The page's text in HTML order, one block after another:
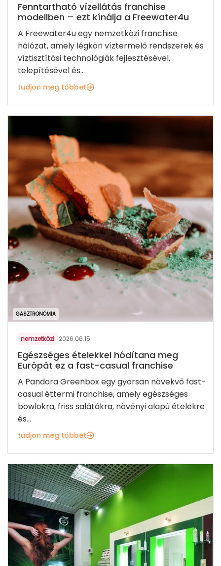
Fenntartható vízellátás franchise
modellben – ezt kínálja a Freewater4u
A Freewater4u egy nemzetközi franchise
hálózat, amely légköri víztermelő rendszerek és
víztisztítási technológiák fejlesztésével,
telepítésével és...
tudjon meg többet
GASZTRONÓMIA
nemzetközi |2026.06.15.
Egészséges ételekkel hódítana meg
Európát ez a fast-casual franchise
A Pandora Greenbox egy gyorsan növekvő fast-
casual éttermi franchise, amely egészséges
bowlokra, friss salátákra, növényi alapú ételekre
és...
tudjon meg többet